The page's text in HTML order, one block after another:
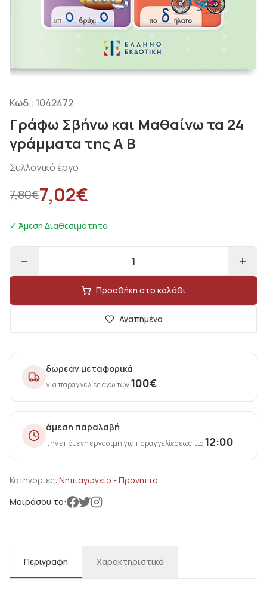
Κωδ.: 1042472
Γράφω Σβήνω και Μαθαίνω τα 24
γράμματα της Α Β
Συλλογικό έργο
7,80€7,02€
✓ Άμεση Διαθεσιμότητα
1
Προσθήκη στο καλάθι
Αγαπημένα
δωρεάν μεταφορικά
για παραγγελίες άνω των100€
άμεση παραλαβή
την επόμενη εργάσιμη για παραγγελίες έως τις12:00
Κατηγορίες: Νηπιαγωγείο - Προνήπιο
Μοιράσου το:
Περιγραφή Χαρακτηριστικά